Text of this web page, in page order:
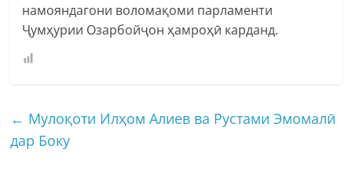
намояндагони воломақоми парламенти
Ҷумҳурии Озарбойҷон ҳамроҳӣ карданд.
← Мулоқоти Илҳом Алиев ва Рустами Эмомалӣ
дар Боку